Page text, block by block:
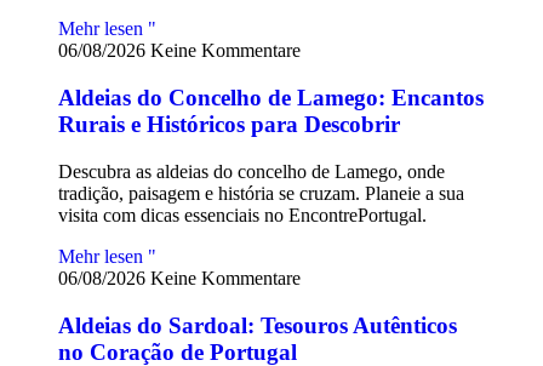
Mehr lesen "
06/08/2026 Keine Kommentare
Aldeias do Concelho de Lamego: Encantos
Rurais e Históricos para Descobrir
Descubra as aldeias do concelho de Lamego, onde
tradição, paisagem e história se cruzam. Planeie a sua
visita com dicas essenciais no EncontrePortugal.
Mehr lesen "
06/08/2026 Keine Kommentare
Aldeias do Sardoal: Tesouros Autênticos
no Coração de Portugal